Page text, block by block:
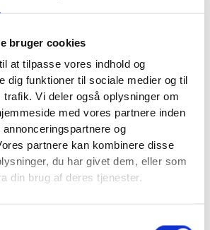
bruger cookies
at tilpasse vores indhold og
dig funktioner til sociale medier og til
Vi deler også oplysninger om
med vores partnere inden
og
partnere kan kombinere disse
du har givet dem, eller som
din brug af deres tjenester.
fra små parcelhuse til større
mv.
blødgøringsanlæg her